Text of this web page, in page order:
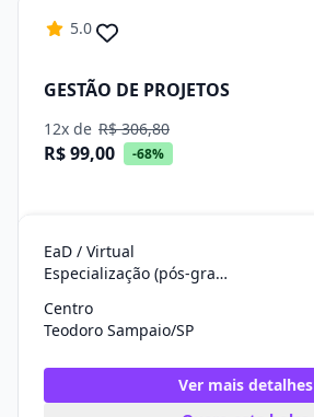
5.0
GESTÃO DE PROJETOS
12x de R$ 306,80
R$ 99,00 -68%
EaD / Virtual
Especialização (pós-graduação)
Centro
Teodoro Sampaio/SP
Ver mais detalhes